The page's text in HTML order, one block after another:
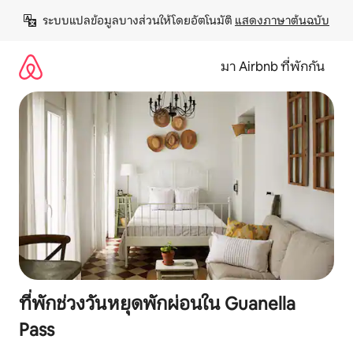
เนื้อหา
ระบบแปลข้อมูลบางส่วนให้โดยอัตโนมัติ แสดงภาษาต้นฉบับ
มา Airbnb ที่พักกัน
ที่พักช่วงวันหยุดพักผ่อนใน Guanella
Pass